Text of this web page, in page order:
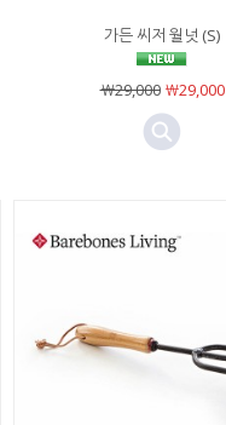
가든 씨저 월넛 (S)
￦29,000￦29,000